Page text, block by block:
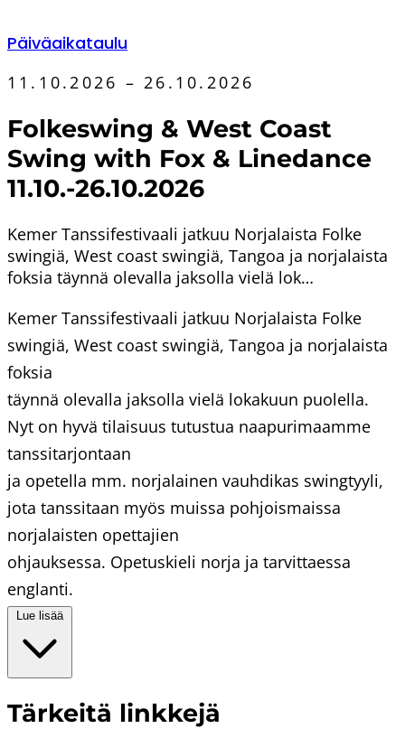
Päiväaikataulu
11.10.2026 – 26.10.2026
Folkeswing & West Coast
Swing with Fox & Linedance
11.10.-26.10.2026
Kemer Tanssifestivaali jatkuu Norjalaista Folke
swingiä, West coast swingiä, Tangoa ja norjalaista
foksia täynnä olevalla jaksolla vielä lok…
Kemer Tanssifestivaali jatkuu Norjalaista Folke
swingiä, West coast swingiä, Tangoa ja norjalaista
foksia
täynnä olevalla jaksolla vielä lokakuun puolella.
Nyt on hyvä tilaisuus tutustua naapurimaamme
tanssitarjontaan
ja opetella mm. norjalainen vauhdikas swingtyyli,
jota tanssitaan myös muissa pohjoismaissa
norjalaisten opettajien
ohjauksessa. Opetuskieli norja ja tarvittaessa
englanti.
Lue lisää
Tärkeitä linkkejä